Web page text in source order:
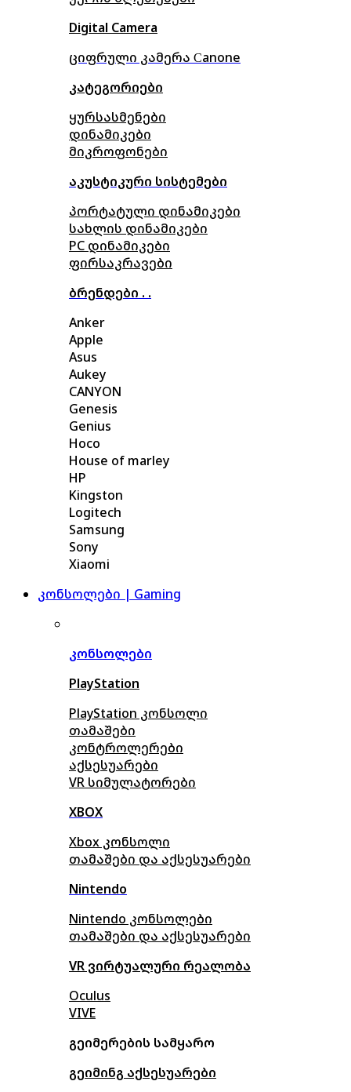
Digital Camera
ციფრული კამერა Сanone
კატეგორიები
ყურსასმენები
დინამიკები
მიკროფონები
აკუსტიკური სისტემები
პორტატული დინამიკები
სახლის დინამიკები
PC დინამიკები
ფირსაკრავები
ბრენდები . .
Anker
Apple
Asus
Aukey
CANYON
Genesis
Genius
Hoco
House of marley
HP
Kingston
Logitech
Samsung
Sony
Xiaomi
კონსოლები | Gaming
კონსოლები
PlayStation
PlayStation კონსოლი
თამაშები
კონტროლერები
აქსესუარები
VR სიმულატორები
XBOX
Xbox კონსოლი
თამაშები და აქსესუარები
Nintendo
Nintendo კონსოლები
თამაშები და აქსესუარები
VR ვირტუალური რეალობა
Oculus
VIVE
გეიმერების სამყარო
გეიმინგ აქსესუარები